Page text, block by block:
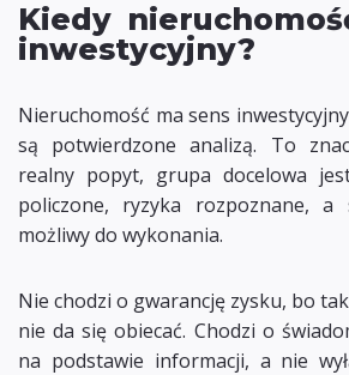
Kiedy
inwestycyjny?
Nieruchomość ma sens
są potwierdzone analizą. To
realny popyt, grupa docelowa
policzone, ryzyka rozpoznane, a
możliwy do wykonania.
Nie chodzi o gwarancję zysku, bo
nie da się obiecać. Chodzi o
na podstawie informacji, a nie